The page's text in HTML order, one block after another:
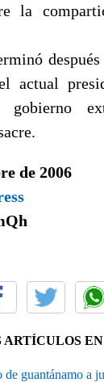
la
actual
gobierno
de 2006
ARTÍCULOS
de guantánamo a